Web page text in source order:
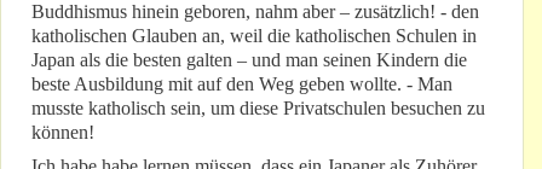
Buddhismus hinein geboren, nahm aber – zusätzlich! - den
katholischen Glauben an, weil die katholischen Schulen in
Japan als die besten galten – und man seinen Kindern die
beste Ausbildung mit auf den Weg geben wollte. - Man
musste katholisch sein, um diese Privatschulen besuchen zu
können!